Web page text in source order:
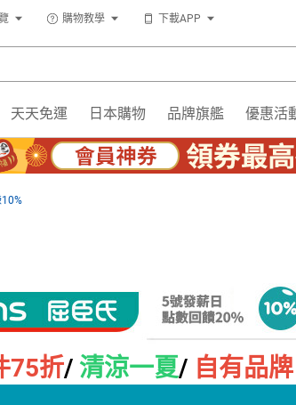
購物教學 下載APP
天天免運 日本購物 品牌旗艦 優惠活
75折/ 清涼一夏/ 自有品牌